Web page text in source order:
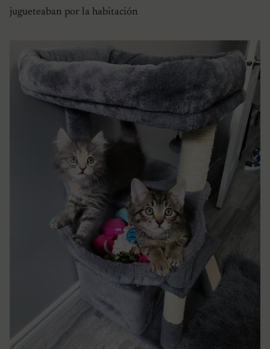
jugueteaban por la habitación